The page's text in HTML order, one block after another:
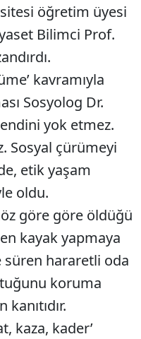
öğretim üyesi
Bilimci Prof.
kavramıyla
Sosyolog Dr.
yok etmez.
Sosyal çürümeyi
etik yaşam
oldu.
göre göre öldüğü
kayak yapmaya
hararetli oda
koruma
kaza, kader’